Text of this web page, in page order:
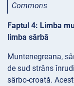
Commons
Faptul 4: Limba
limba sârbă
Muntenegreana,
de sud strâns
sârbo-croată.